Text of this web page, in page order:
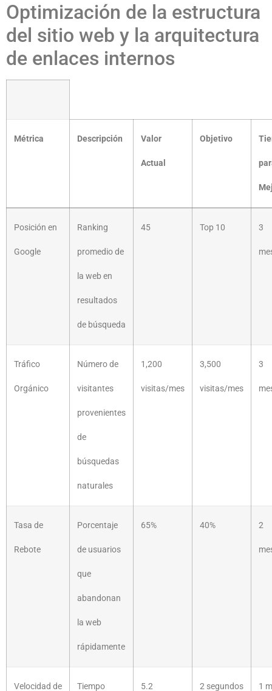
Optimización de la estructura
del sitio web y la arquitectura
de enlaces internos
Métrica Descripción Valor
Actual
Objetivo
Posición en
Google
Ranking
promedio de
la web en
resultados
de búsqueda
45 Top 10 3
Tráfico
Orgánico
Número de
visitantes
provenientes
de
búsquedas
naturales
1,200
visitas/mes
3,500
visitas/mes
3
Tasa de
Rebote
Porcentaje
de usuarios
que
abandonan
la web
rápidamente
65% 40% 2
Velocidad de Tiempo 5.2 2 segundos 1